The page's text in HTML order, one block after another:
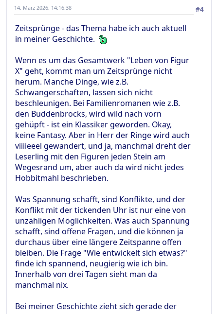
#4
14. März 2026, 14:16:38
Zeitsprünge - das Thema habe ich auch aktuell
in meiner Geschichte.
Wenn es um das Gesamtwerk "Leben von Figur
X" geht, kommt man um Zeitsprünge nicht
herum. Manche Dinge, wie z.B.
Schwangerschaften, lassen sich nicht
beschleunigen. Bei Familienromanen wie z.B.
den Buddenbrocks, wird wild nach vorn
gehüpft - ist ein Klassiker geworden. Okay,
keine Fantasy. Aber in Herr der Ringe wird auch
viiiieeel gewandert, und ja, manchmal dreht der
Leserling mit den Figuren jeden Stein am
Wegesrand um, aber auch da wird nicht jedes
Hobbitmahl beschrieben.
Was Spannung schafft, sind Konflikte, und der
Konflikt mit der tickenden Uhr ist nur eine von
unzähligen Möglichkeiten. Was auch Spannung
schafft, sind offene Fragen, und die können ja
durchaus über eine längere Zeitspanne offen
bleiben. Die Frage "Wie entwickelt sich etwas?"
finde ich spannend, neugierig wie ich bin.
Innerhalb von drei Tagen sieht man da
manchmal nix.
Bei meiner Geschichte zieht sich gerade der